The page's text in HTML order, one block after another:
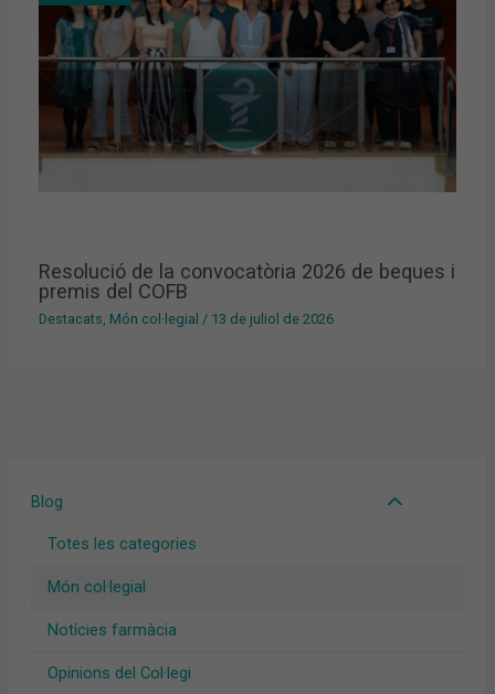
Blog
Totes les categories
Món col·legial
Notícies farmàcia
Opinions del Col·legi
Resolució de la convocatòria 2026 de beques i
premis del COFB
Destacats Món col·legial / 13 de juliol de 2026